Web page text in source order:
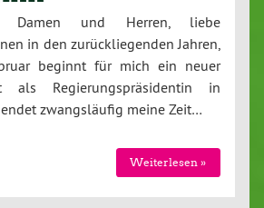
Damen und Herren, liebe
in den zurückliegenden Jahren,
beginnt für mich ein neuer
als Regierungspräsidentin in
zwangsläufig meine Zeit…
Weiterlesen »